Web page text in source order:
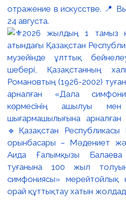
отражение в искусстве. 📍
24 августа.